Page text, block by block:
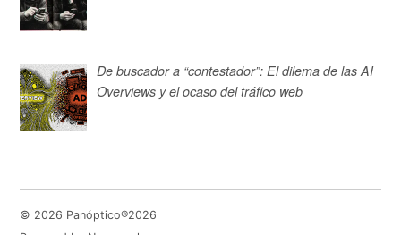
De buscador a “contestador”: El dilema de las AI
Overviews y el ocaso del tráfico web
© 2026 Panóptico®2026